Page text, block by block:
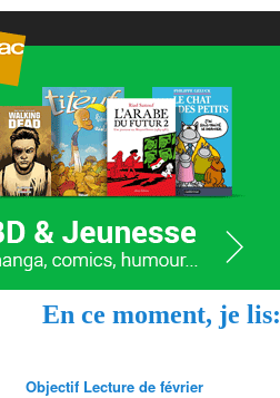
En ce moment, je lis:
Objectif Lecture de février